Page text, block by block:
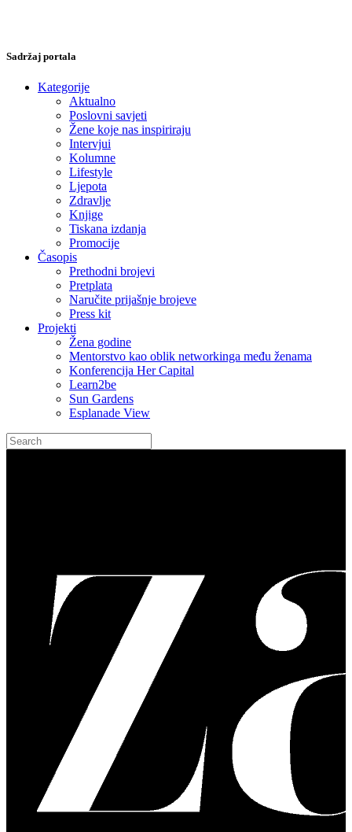
Sadržaj portala
Kategorije
Aktualno
Poslovni savjeti
Žene koje nas inspiriraju
Intervjui
Kolumne
Lifestyle
Ljepota
Zdravlje
Knjige
Tiskana izdanja
Promocije
Časopis
Prethodni brojevi
Pretplata
Naručite prijašnje brojeve
Press kit
Projekti
Žena godine
Mentorstvo kao oblik networkinga među ženama
Konferencija Her Capital
Learn2be
Sun Gardens
Esplanade View